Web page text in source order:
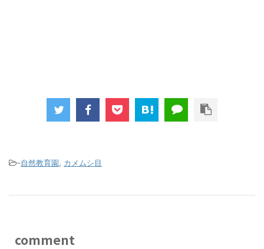
-自然教育園, カメムシ目
comment